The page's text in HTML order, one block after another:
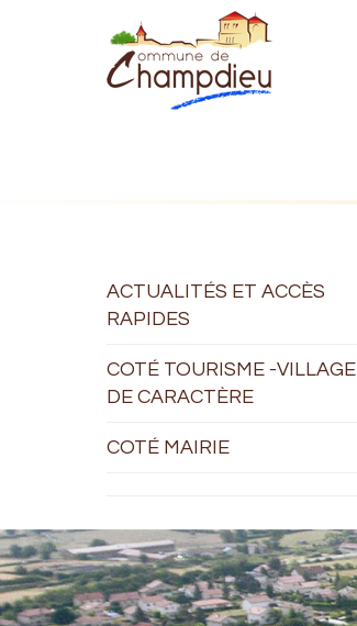
ACTUALITÉS ET ACCÈS
RAPIDES
COTÉ TOURISME -VILLAGE
DE CARACTÈRE
COTÉ MAIRIE